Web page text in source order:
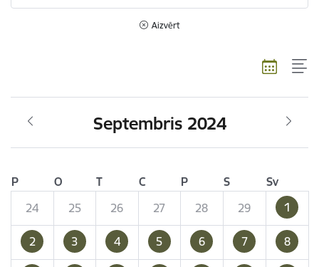
Aizvērt
Septembris 2024
P O T C P S
Sv
24
25 26 27 28 29 1
2 3 4 5 6 7 8